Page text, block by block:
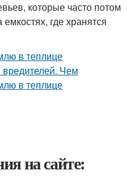
которые часто потом
где хранятся
на сайте: